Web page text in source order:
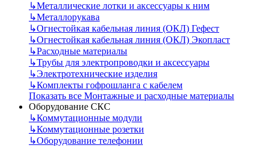
↳Металлические лотки и аксессуары к ним
↳Металлорукава
↳Огнестойкая кабельная линия (ОКЛ) Гефест
↳Огнестойкая кабельная линия (ОКЛ) Экопласт
↳Расходные материалы
↳Трубы для электропроводки и аксессуары
↳Электротехнические изделия
↳Комплекты гофрошланга с кабелем
Показать все Монтажные и расходные материалы
Оборудование СКС
↳Коммутационные модули
↳Коммутационные розетки
↳Оборудование телефонии